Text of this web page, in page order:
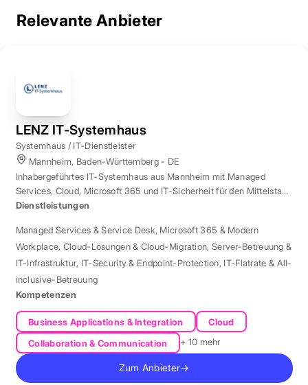
Relevante Anbieter
LENZ IT-Systemhaus
Systemhaus / IT-Dienstleister
Mannheim, Baden-Württemberg - DE
Inhabergeführtes IT-Systemhaus aus Mannheim mit Managed
Services, Cloud, Microsoft 365 und IT-Sicherheit für den Mittelstand
der Region Rhein-Neckar.
Dienstleistungen
Managed Services & Service Desk, Microsoft 365 & Modern
Workplace, Cloud-Lösungen & Cloud-Migration, Server-Betreuung &
IT-Infrastruktur, IT-Security & Endpoint-Protection, IT-Flatrate & All-
inclusive-Betreuung
Kompetenzen
Business Applications & Integration
Cloud
Collaboration & Communication
+ 10 mehr
Zum Anbieter→